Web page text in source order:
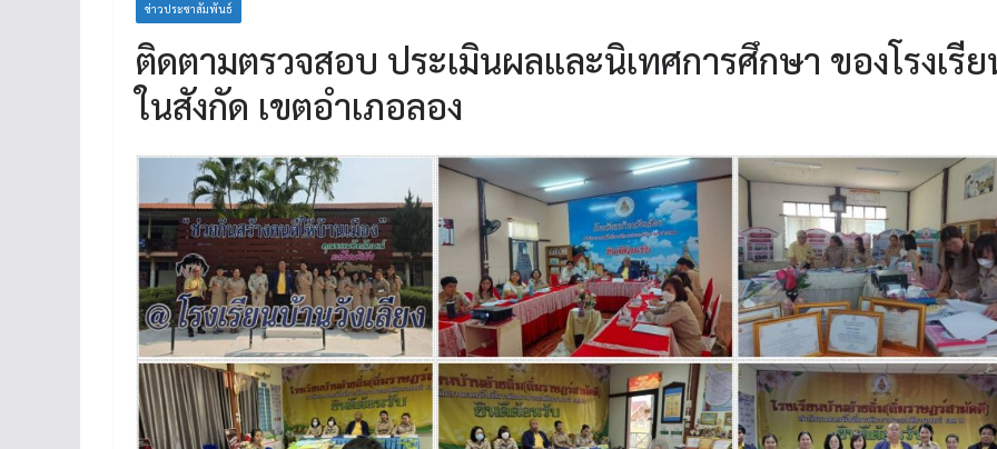
ข่าวประชาสัมพันธ์
ติดตามตรวจสอบ ประเมินผลและนิเทศการศึกษา ของโรงเรี
ในสังกัด เขตอำเภอลอง